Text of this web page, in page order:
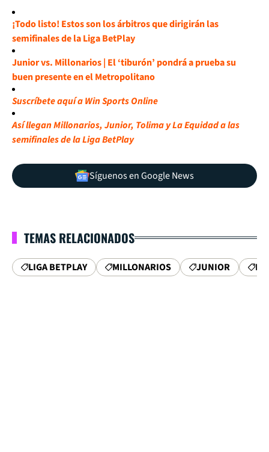
¡Todo listo! Estos son los árbitros que dirigirán las
semifinales de la Liga BetPlay
Junior vs. Millonarios | El ‘tiburón’ pondrá a prueba su
buen presente en el Metropolitano
Suscríbete aquí a Win Sports Online
Así llegan Millonarios, Junior, Tolima y La Equidad a las
semifinales de la Liga BetPlay
Síguenos en Google News
TEMAS RELACIONADOS
LIGA BETPLAY MILLONARIOS JUNIOR